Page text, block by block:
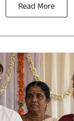
Read More